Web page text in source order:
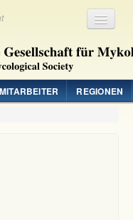
MITARBEITER REGIONEN